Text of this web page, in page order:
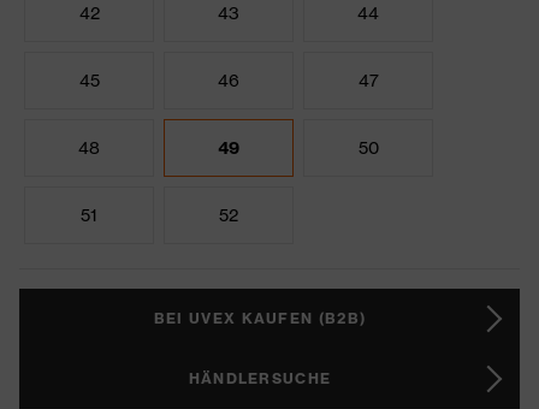
42 43 44
45 46 47
48 49 50
51 52
BEI UVEX KAUFEN (B2B)
HÄNDLERSUCHE